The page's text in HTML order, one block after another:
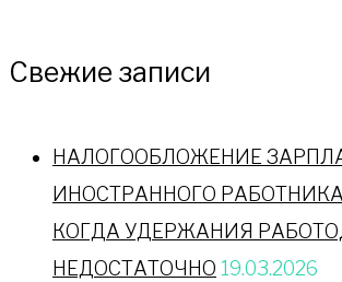
Свежие записи
НАЛОГООБЛОЖЕНИЕ
ИНОСТРАННОГО
КОГДА УДЕРЖАНИЯ
НЕДОСТАТОЧНО 19.03.2026